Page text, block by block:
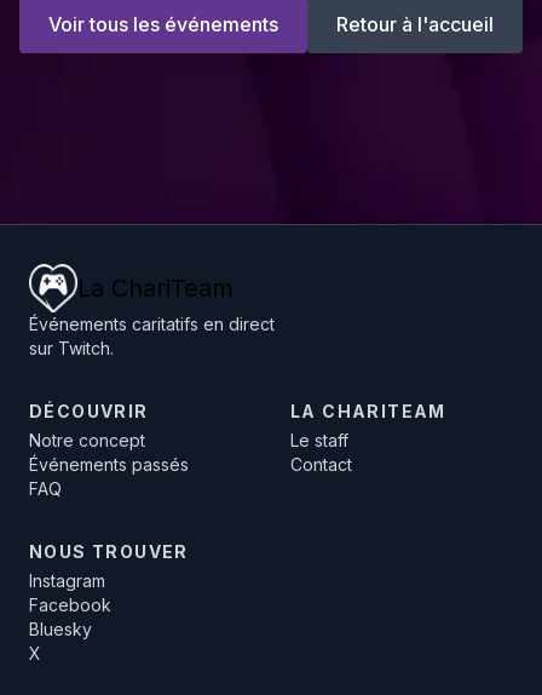
Voir tous les événements Retour à l'accueil
La ChariTeam
Événements caritatifs en direct
sur Twitch.
DÉCOUVRIR
Notre concept
Événements passés
FAQ
LA CHARITEAM
Le staff
Contact
NOUS TROUVER
Instagram
Facebook
Bluesky
X